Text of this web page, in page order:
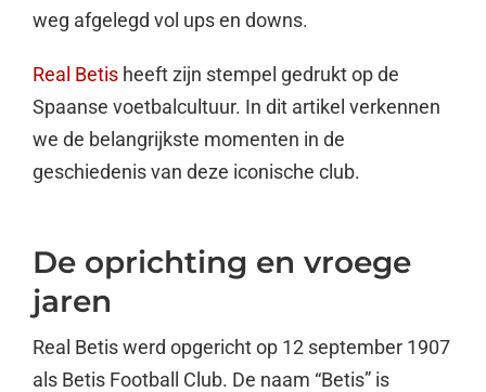
weg afgelegd vol ups en downs.
Real Betis heeft zijn stempel gedrukt op de
Spaanse voetbalcultuur. In dit artikel verkennen
we de belangrijkste momenten in de
geschiedenis van deze iconische club.
De oprichting en vroege
jaren
Real Betis werd opgericht op 12 september 1907
als Betis Football Club. De naam “Betis” is